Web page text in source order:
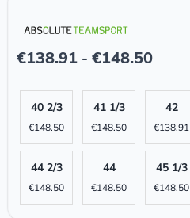
€138.91 - €148.50
40 2/3
€148.50
41 1/3
€148.50
42
€138.91
44 2/3
€148.50
44
€148.50
45 1/3
€148.50